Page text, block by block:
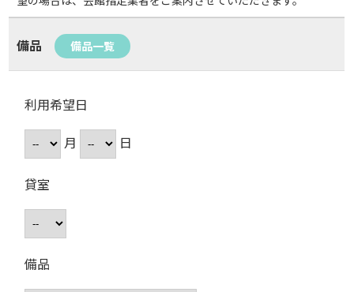
備品 備品一覧
利用希望日
月
日
貸室
備品